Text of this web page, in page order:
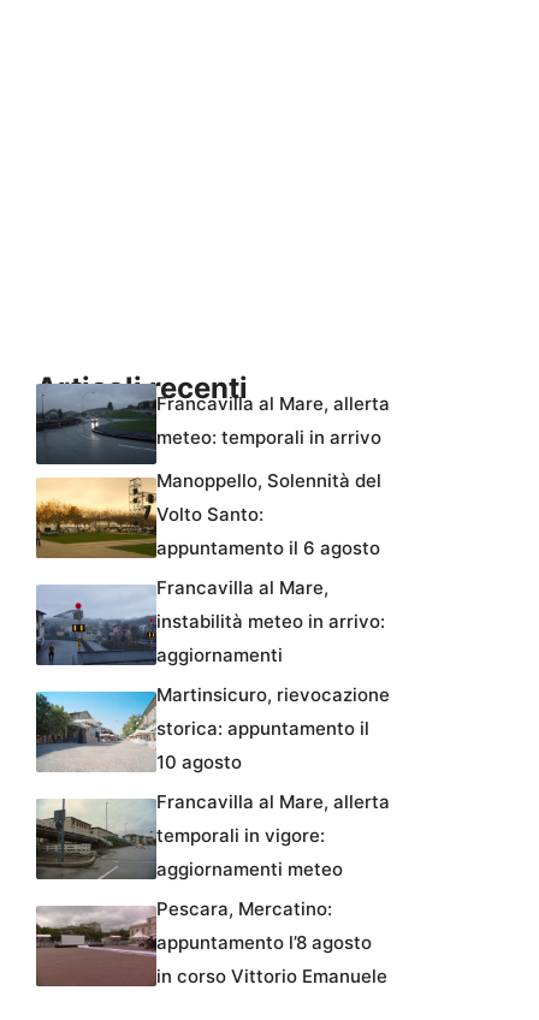
Articoli recentiFrancavilla al Mare, allerta
meteo: temporali in arrivo
Manoppello, Solennità del
Volto Santo:
appuntamento il 6 agosto
Francavilla al Mare,
instabilità meteo in arrivo:
aggiornamenti
Martinsicuro, rievocazione
storica: appuntamento il
10 agosto
Francavilla al Mare, allerta
temporali in vigore:
aggiornamenti meteo
Pescara, Mercatino:
appuntamento l’8 agosto
in corso Vittorio Emanuele